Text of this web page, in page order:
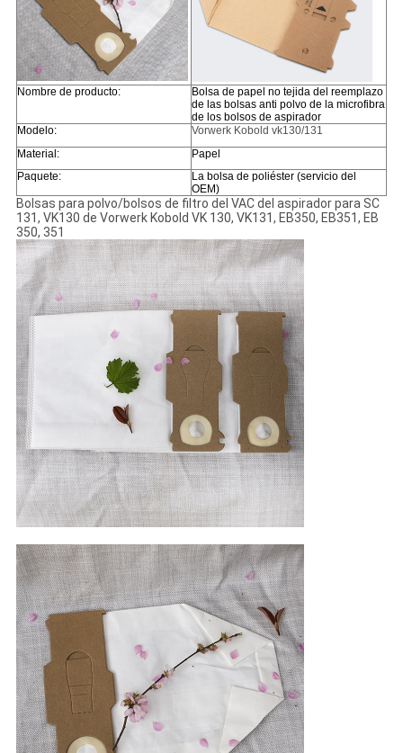
Nombre de producto:
Bolsa de papel no tejida del reemplazo
de las bolsas anti polvo de la microfibra
de los bolsos de aspirador
Modelo:
Vorwerk Kobold vk130/131
Material:
Papel
Paquete:
La bolsa de poliéster (servicio del
OEM)
Bolsas para polvo/bolsos de filtro del VAC del aspirador para SC
131, VK130 de Vorwerk Kobold VK 130, VK131, EB350, EB351, EB
350, 351